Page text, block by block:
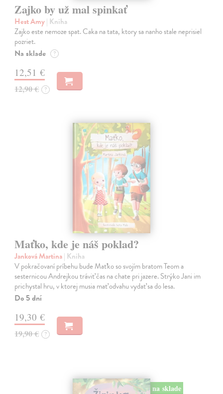
Zajko by už mal spinkať
Hest Amy| Kniha
Zajko este nemoze spat. Caka na tata, ktory sa nanho stale neprisiel
pozriet.
Na sklade ?
12,51 €
12,90 € ?
Maťko, kde je náš poklad?
Janková Martina| Kniha
V pokračovaní príbehu bude Maťko so svojím bratom Teom a
sesternicou Andrejkou tráviť čas na chate pri jazere. Strýko Jani im
prichystal hru, v ktorej musia mať odvahu vydať sa do lesa.
Do 5 dní
19,30 €
19,90 € ?
na sklade